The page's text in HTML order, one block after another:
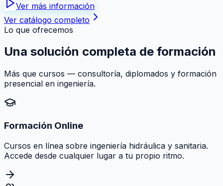
Ver más información
Ver catálogo completo
Lo que ofrecemos
Una solución completa de formación
Más que cursos — consultoría, diplomados y formación
presencial en ingeniería.
Formación Online
Cursos en línea sobre ingeniería hidráulica y sanitaria.
Accede desde cualquier lugar a tu propio ritmo.